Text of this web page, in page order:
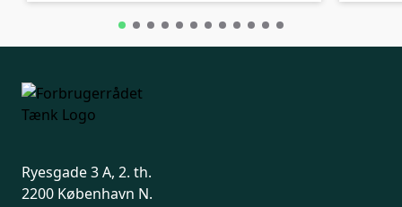
Ryesgade 3 A, 2. th.
2200 København N.